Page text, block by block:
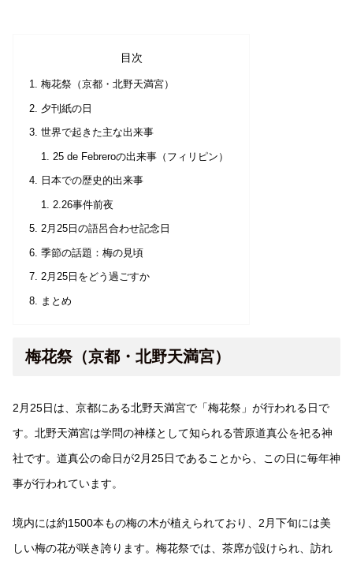
目次
梅花祭（京都・北野天満宮）
夕刊紙の日
世界で起きた主な出来事
25 de Febreroの出来事（フィリピン）
日本での歴史的出来事
2.26事件前夜
2月25日の語呂合わせ記念日
季節の話題：梅の見頃
2月25日をどう過ごすか
まとめ
梅花祭（京都・北野天満宮）
2月25日は、京都にある北野天満宮で「梅花祭」が行われる日で
す。北野天満宮は学問の神様として知られる菅原道真公を祀る神
社です。道真公の命日が2月25日であることから、この日に毎年神
事が行われています。
境内には約1500本もの梅の木が植えられており、2月下旬には美
しい梅の花が咲き誇ります。梅花祭では、茶席が設けられ、訪れ